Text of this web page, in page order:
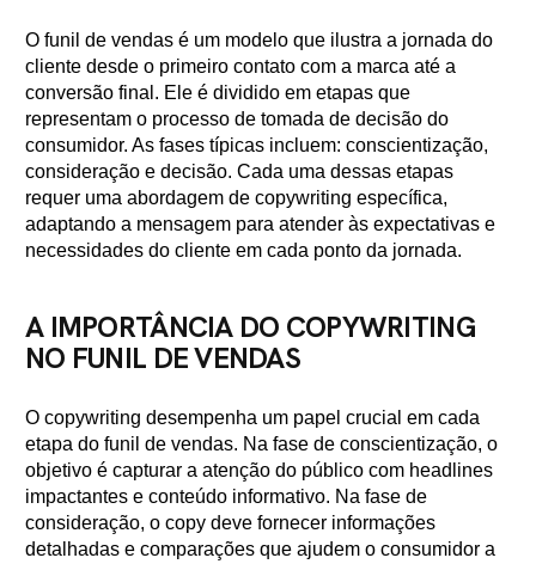
O funil de vendas é um modelo que ilustra a jornada do
cliente desde o primeiro contato com a marca até a
conversão final. Ele é dividido em etapas que
representam o processo de tomada de decisão do
consumidor. As fases típicas incluem: conscientização,
consideração e decisão. Cada uma dessas etapas
requer uma abordagem de copywriting específica,
adaptando a mensagem para atender às expectativas e
necessidades do cliente em cada ponto da jornada.
A IMPORTÂNCIA DO COPYWRITING
NO FUNIL DE VENDAS
O copywriting desempenha um papel crucial em cada
etapa do funil de vendas. Na fase de conscientização, o
objetivo é capturar a atenção do público com headlines
impactantes e conteúdo informativo. Na fase de
consideração, o copy deve fornecer informações
detalhadas e comparações que ajudem o consumidor a